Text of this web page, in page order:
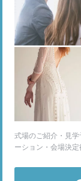
式場のご紹介・見
ーション・会場決定